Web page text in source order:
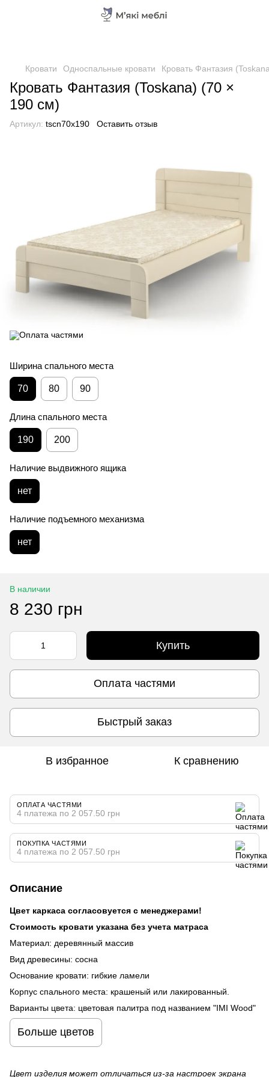
Кровати Односпальные кровати Кровать Фантазия
Кровать Фантазия (Toskana) (70 ×
190 см)
Артикул: tscn70x190 Оставить отзыв
Ширина спального места
70 80 90
Длина спального места
190 200
Наличие выдвижного ящика
нет
Наличие подъемного механизма
нет
В наличии
8 230 грн
Купить
Оплата частями
Быстрый заказ
В избранное К сравнению
ОПЛАТА ЧАСТЯМИ
4 платежа по 2 057.50 грн
ПОКУПКА ЧАСТЯМИ
4 платежа по 2 057.50 грн
Описание
Цвет каркаса согласовуется с менеджерами!
Стоимость кровати указана без учета матраса
Материал: деревянный массив
Вид древесины: сосна
Основание кровати: гибкие ламели
Корпус спального места: крашеный или лакированный.
Варианты цвета: цветовая палитра под названием "IMI Wood"
Больше цветов
Цвет изделия может отличаться из-за настроек экрана